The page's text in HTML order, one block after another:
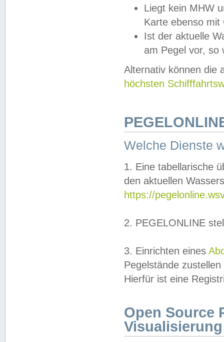
Liegt kein MHW
Karte ebenso mit
Ist der aktuelle
am Pegel vor,
Alternativ können die
höchsten
Welche Dienste
1. Eine tabellarische
den aktuellen
https://
2. PEGELONLINE
3. Einrichten eines
Pegelstände
Hierfür ist eine
Open Source
Visualisierung